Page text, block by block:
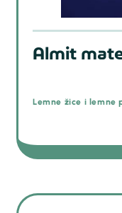
Almit
Lemne žice i lemne